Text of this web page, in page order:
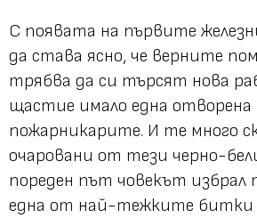
С появата на първите
да става ясно, че верните
трябва да си търсят нова
щастие имало една отворена
пожарникарите. И те много
очаровани от тези черно-
пореден път човекът избрал
една от най-тежките битки